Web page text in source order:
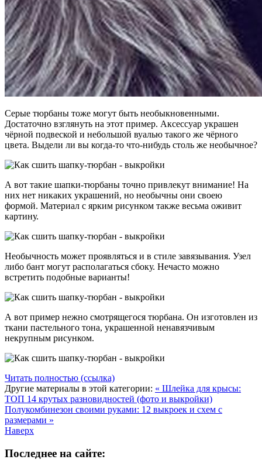
Серые тюрбаны тоже могут быть необыкновенными.
Достаточно взглянуть на этот пример. Аксессуар украшен
чёрной подвеской и небольшой вуалью такого же чёрного
цвета. Выдели ли вы когда-то что-нибудь столь же необычное?
А вот такие шапки-тюрбаны точно привлекут внимание! На
них нет никаких украшений, но необычны они своею
формой. Материал с ярким рисунком также весьма оживит
картину.
Необычность может проявляться и в стиле завязывания. Узел
либо бант могут располагаться сбоку. Нечасто можно
встретить подобные варианты!
А вот пример нежно смотрящегося тюрбана. Он изготовлен из
ткани пастельного тона, украшенной ненавязчивым
некрупным рисунком.
Читать полностью (ссылка)
Другие материалы в этой категории: « Шлейка для крысы:
ТОП 14 крутых разновидностей (фото и выкройки)
Полукомбинезон своими руками: 12 выкроек и схем с
размерами »
Наверх
Последнее на сайте: